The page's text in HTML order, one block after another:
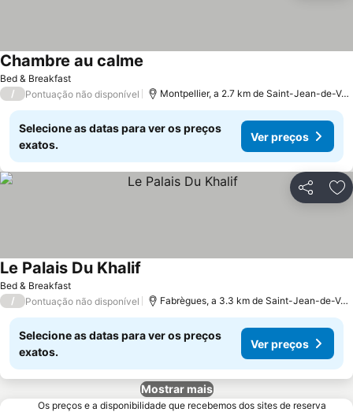
Bed & Breakfast
Chambre au calme
/ Pontuação não disponível Montpellier, a 2.7 km de Saint-Jean-de-Védas
Selecione as datas para ver os preços
exatos.
Ver preços
Partilhar
Bed & Breakfast
Le Palais Du Khalif
/ Pontuação não disponível Fabrègues, a 3.3 km de Saint-Jean-de-Védas
Selecione as datas para ver os preços
exatos.
Ver preços
Mostrar mais
Os preços e a disponibilidade que recebemos dos sites de reserva